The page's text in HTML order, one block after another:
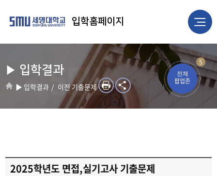
5
전체
팝업존
입학홈페이지
▶ 입학결과
▶ 입학결과 이전 기출문제
2025학년도 면접,실기고사 기출문제